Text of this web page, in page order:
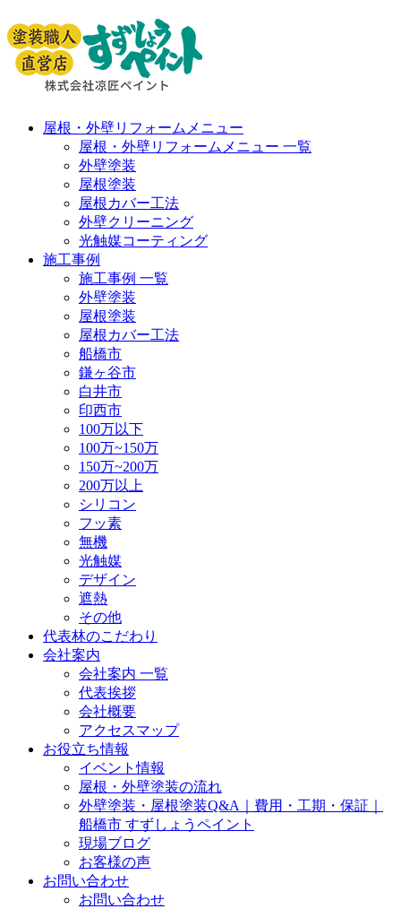
屋根・外壁リフォームメニュー
屋根・外壁リフォームメニュー 一覧
外壁塗装
屋根塗装
屋根カバー工法
外壁クリーニング
光触媒コーティング
施工事例
施工事例 一覧
外壁塗装
屋根塗装
屋根カバー工法
船橋市
鎌ヶ谷市
白井市
印西市
100万以下
100万~150万
150万~200万
200万以上
シリコン
フッ素
無機
光触媒
デザイン
遮熱
その他
代表林のこだわり
会社案内
会社案内 一覧
代表挨拶
会社概要
アクセスマップ
お役立ち情報
イベント情報
屋根・外壁塗装の流れ
外壁塗装・屋根塗装Q&A｜費用・工期・保証｜
船橋市 すずしょうペイント
現場ブログ
お客様の声
お問い合わせ
お問い合わせ